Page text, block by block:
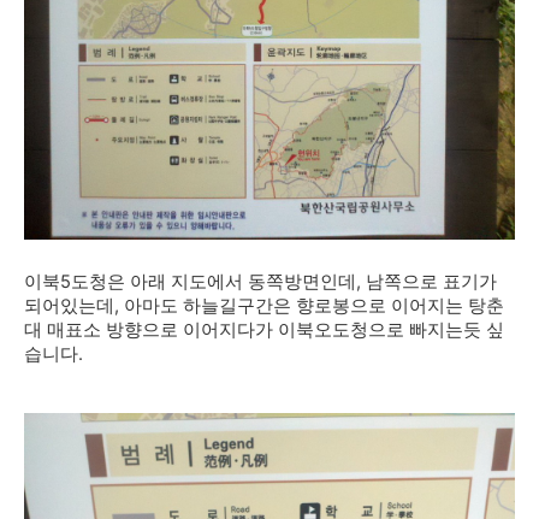
이북5도청은 아래 지도에서 동쪽방면인데, 남쪽으로 표기가
되어있는데, 아마도 하늘길구간은 향로봉으로 이어지는 탕춘
대 매표소 방향으로 이어지다가 이북오도청으로 빠지는듯 싶
습니다.